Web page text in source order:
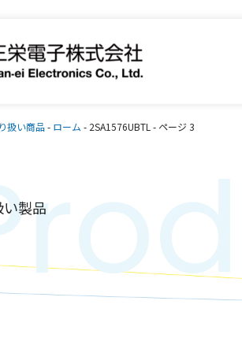
扱い商品- ローム - 2SA1576UBTL - ページ 3
製品